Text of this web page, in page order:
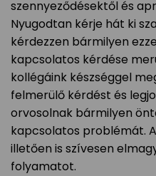
szennyeződésektől és
Nyugodtan kérje hát ki
kérdezzen bármilyen
kapcsolatos kérdése
kollégáink készséggel
felmerülő kérdést és
orvosolnak bármilyen
kapcsolatos problémát.
illetően is szívesen
folyamatot.